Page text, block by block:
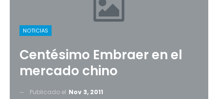
NOTICIAS
Centésimo Embraer en el
mercado chino
Publicado el Nov 3, 2011